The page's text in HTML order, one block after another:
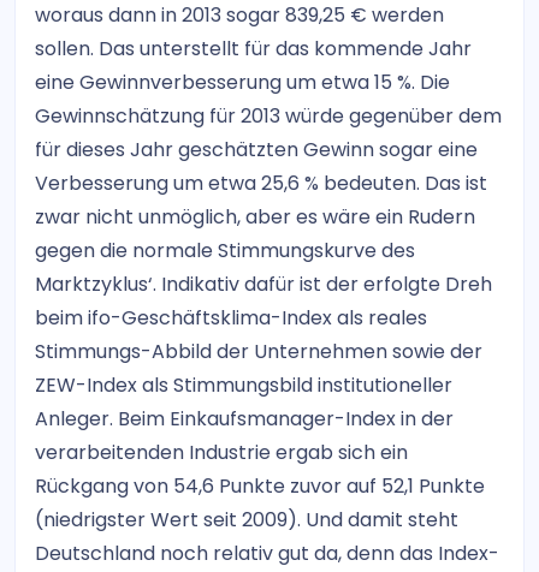
woraus dann in 2013 sogar 839,25 € werden
sollen. Das unterstellt für das kommende Jahr
eine Gewinnverbesserung um etwa 15 %. Die
Gewinnschätzung für 2013 würde gegenüber dem
für dieses Jahr geschätzten Gewinn sogar eine
Verbesserung um etwa 25,6 % bedeuten. Das ist
zwar nicht unmöglich, aber es wäre ein Rudern
gegen die normale Stimmungskurve des
Marktzyklus‘. Indikativ dafür ist der erfolgte Dreh
beim ifo-Geschäftsklima-Index als reales
Stimmungs-Abbild der Unternehmen sowie der
ZEW-Index als Stimmungsbild institutioneller
Anleger. Beim Einkaufsmanager-Index in der
verarbeitenden Industrie ergab sich ein
Rückgang von 54,6 Punkte zuvor auf 52,1 Punkte
(niedrigster Wert seit 2009). Und damit steht
Deutschland noch relativ gut da, denn das Index-